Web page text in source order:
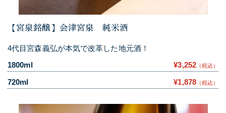
【宮泉銘醸】会津宮泉 純米酒
4代目宮森義弘が本気で改革した地元酒！
1800ml
¥3,252 （税込）
720ml ¥1,878 （税込）